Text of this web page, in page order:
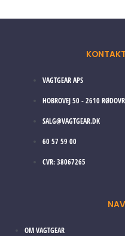
VAGTGEAR APS
HOBROVEJ 50 - 2610
SALG@VAGTGEAR.DK
60 57 59 00
CVR: 38067265
OM VAGTGEAR